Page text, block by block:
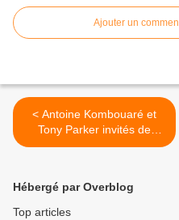
Ajouter un
< Antoine Kombouaré et
Tony Parker invités de
"100% Foot" ce week-end.
Hébergé par Overblog
Top articles